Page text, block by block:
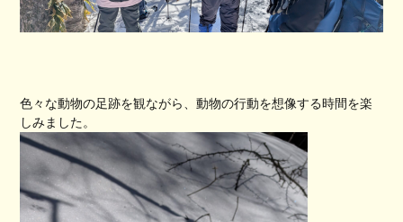
色々な動物の足跡を観ながら、動物の行動を想像する時間を楽
しみました。